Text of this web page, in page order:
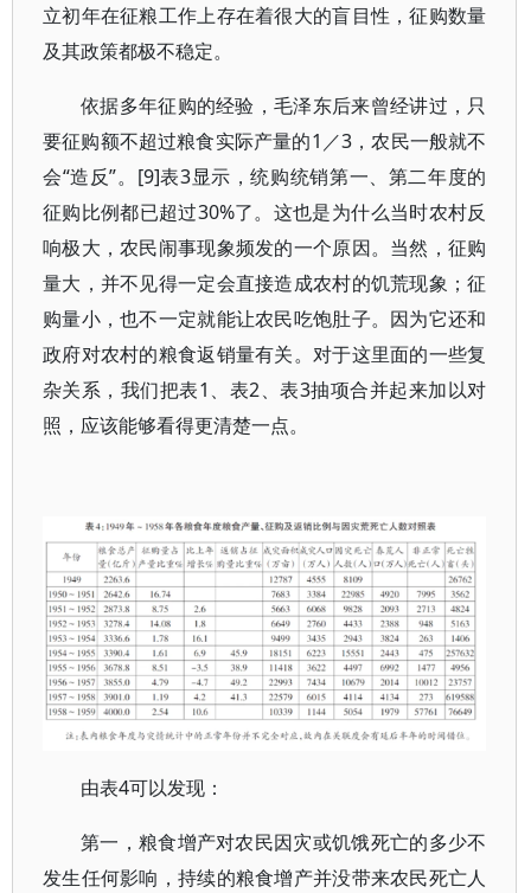
立初年在征粮工作上存在着很大的盲目性，征购数量
及其政策都极不稳定。
依据多年征购的经验，毛泽东后来曾经讲过，只
要征购额不超过粮食实际产量的1 ／3，农民一般就不
会“造反”。 [9]表3显示，统购统销第一、第二年度的
征购比例都已超过30%了。这也是为什么当时农村反
响极大，农民闹事现象频发的一个原因。当然，征购
量大，并不见得一定会直接造成农村的饥荒现象；征
购量小，也不一定就能让农民吃饱肚子。因为它还和
政府对农村的粮食返销量有关。对于这里面的一些复
杂关系，我们把表1 、表2、表3抽项合并起来加以对
照，应该能够看得更清楚一点。
由表4可以发现：
第一，粮食增产对农民因灾或饥饿死亡的多少不
发生任何影响，持续的粮食增产并没带来农民死亡人